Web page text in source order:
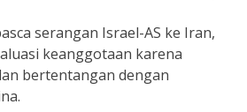
serangan Israel-AS ke Iran,
keanggotaan karena
bertentangan dengan